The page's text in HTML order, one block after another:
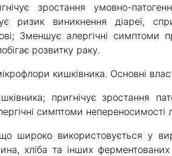
зростання умовно-
ризик виникнення діареї,
Зменшує алергічні симптоми
розвитку раку.
кишківника. Основні
пригнічує зростання
симптоми непереносимості
широко використовується у
хліба та інших